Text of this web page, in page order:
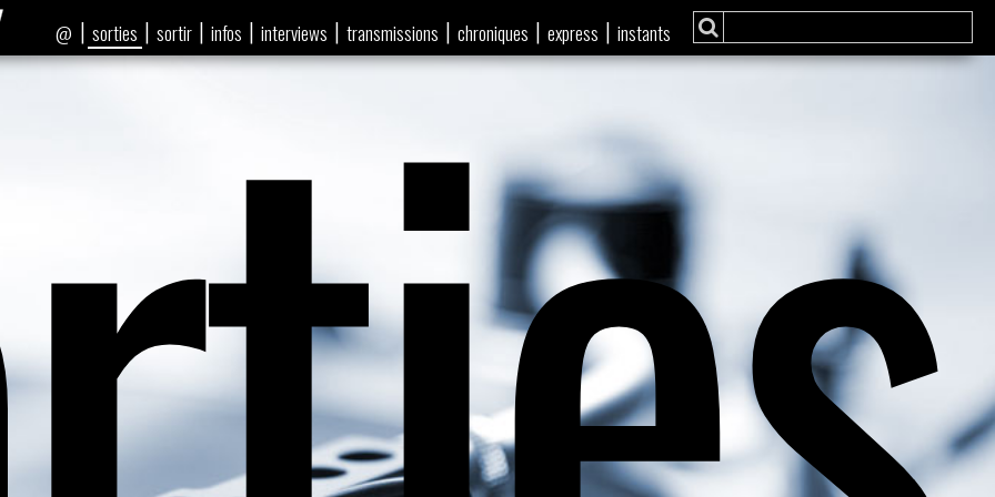
| sorties | sortir | infos | interviews | transmissions | chroniques | express | instants
@